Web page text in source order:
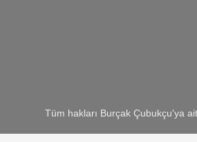
Tüm hakları Burçak Çubukçu'ya